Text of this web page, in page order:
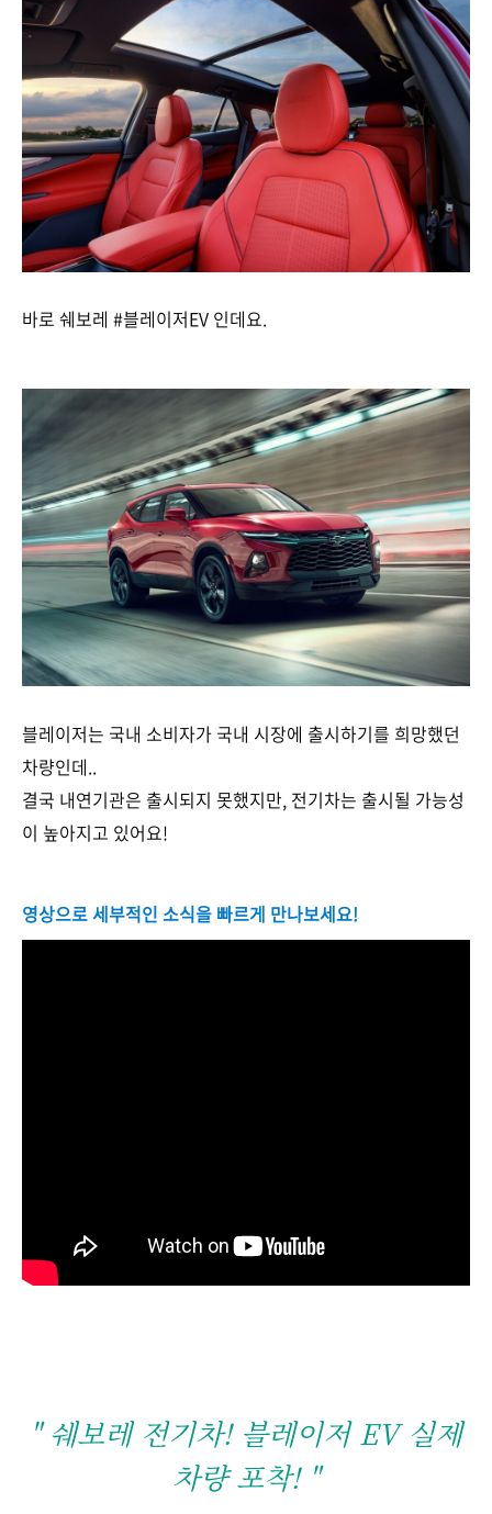
바로 쉐보레 #블레이저EV 인데요.
블레이저는 국내 소비자가 국내 시장에 출시하기를 희망했던
차량인데..
결국 내연기관은 출시되지 못했지만, 전기차는 출시될 가능성
이 높아지고 있어요!
영상으로 세부적인 소식을 빠르게 만나보세요!
" 쉐보레 전기차! 블레이저 EV 실제
차량 포착! "